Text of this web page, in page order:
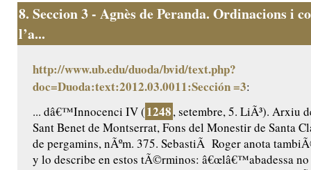
8. Seccion 3 - Agnès de Peranda. Ordinacions i
l’a...
http://www.ub.edu/duoda/bvid/text.php?
doc=Duoda:text:2012.03.0011:Sección =3:
... dâ€™Innocenci IV (1248, setembre, 5. LiÃ³). Arxiu
Sant Benet de Montserrat, Fons del Monestir de Santa
de pergamins, nÃºm. 375. SebastiÃ Roger anota
y lo describe en estos tÃ©rminos: â€œlâ€™abadessa